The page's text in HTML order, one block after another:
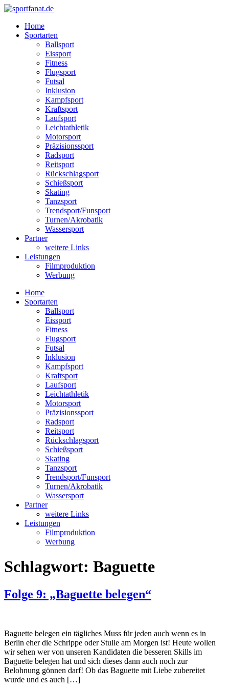
Zum
wechselnHome
Sportarten
Ballsport
Eissport
Fitness
Flugsport
Futsal
Inklusion
Kampfsport
Kraftsport
Laufsport
Leichtathletik
Motorsport
Präzisionssport
Radsport
Reitsport
Rückschlagsport
Schießsport
Skating
Tanzsport
Trendsport/Funsport
Turnen/Akrobatik
Wassersport
Partner
weitere Links
Leistungen
Filmproduktion
Werbung
Menü
Home
Sportarten
Ballsport
Eissport
Fitness
Flugsport
Futsal
Inklusion
Kampfsport
Kraftsport
Laufsport
Leichtathletik
Motorsport
Präzisionssport
Radsport
Reitsport
Rückschlagsport
Schießsport
Skating
Tanzsport
Trendsport/Funsport
Turnen/Akrobatik
Wassersport
Partner
weitere Links
Leistungen
Filmproduktion
Werbung
Schlagwort: Baguette
Folge 9: „Baguette belegen“
Baguette belegen ein tägliches Muss für jeden auch wenn es in
Berlin eher die Schrippe oder Stulle am Morgen ist! Heute wollen
wir sehen wer von unseren Kandidaten die besseren Skills im
Baguette belegen hat und sich dieses dann auch noch zur
Belohnung gönnen darf! Ob das Baguette mit Liebe zubereitet
wurde und es auch […]